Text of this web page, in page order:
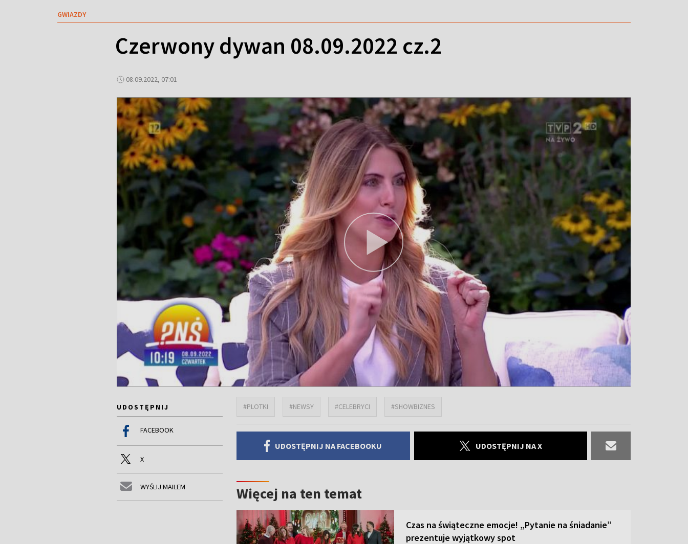
GWIAZDY
Czerwony dywan 08.09.2022 cz.2
08.09.2022, 07:01
UDOSTĘPNIJ
FACEBOOK
X
WYŚLIJ MAILEM
#PLOTKI #NEWSY #CELEBRYCI #SHOWBIZNES
UDOSTĘPNIJ NA FACEBOOKU UDOSTĘPNIJ NA X
Więcej na ten temat
Czas na świąteczne emocje! „Pytanie na śniadanie”
prezentuje wyjątkowy spot